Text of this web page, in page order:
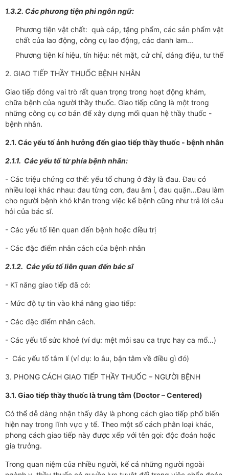
1.3.2. Các phương tiện phi ngôn ngữ:
Phương tiện vật chất: quà cáp, tặng phẩm, các sản phẩm vật
chất của lao động, công cụ lao động, các danh lam...
Phương tiện kí hiệu, tín hiệu: nét mặt, cử chỉ, dáng điệu, tư thế
2. GIAO TIẾP THẦY THUỐC BỆNH NHÂN
Giao tiếp đóng vai trò rất quan trọng trong hoạt động khám,
chữa bệnh của người thầy thuốc. Giao tiếp cũng là một trong
những công cụ cơ bản để xây dựng mối quan hệ thầy thuốc -
bệnh nhân.
2.1. Các yếu tố ảnh hưởng đến giao tiếp thầy thuốc - bệnh nhân
2.1.1. Các yếu tố từ phía bệnh nhân:
- Các triệu chứng cơ thể: yếu tố chung ở đây là đau. Đau có
nhiều loại khác nhau: đau từng cơn, đau âm ỉ, đau quặn…Đau làm
cho người bệnh khó khăn trong việc kể bệnh cũng như trả lời câu
hỏi của bác sĩ.
- Các yếu tố liên quan đến bệnh hoặc điều trị
- Các đặc điểm nhân cách của bệnh nhân
2.1.2. Các yếu tố liên quan đến bác sĩ
- Kĩ năng giao tiếp đã có:
- Mức độ tự tin vào khả năng giao tiếp:
- Các đặc điểm nhân cách.
- Các yếu tố sức khoẻ (ví dụ: mệt mỏi sau ca trực hay ca mổ…)
- Các yếu tố tâm lí (ví dụ: lo âu, bận tâm về điều gì đó)
3. PHONG CÁCH GIAO TIẾP THẦY THUỐC – NGƯỜI BỆNH
3.1. Giao tiếp thầy thuốc là trung tâm (Doctor – Centered)
Có thể dễ dàng nhận thấy đây là phong cách giao tiếp phổ biến
hiện nay trong lĩnh vực y tế. Theo một số cách phân loại khác,
phong cách giao tiếp này được xếp với tên gọi: độc đoán hoặc
gia trưởng.
Trong quan niệm của nhiều người, kể cả những người ngoài